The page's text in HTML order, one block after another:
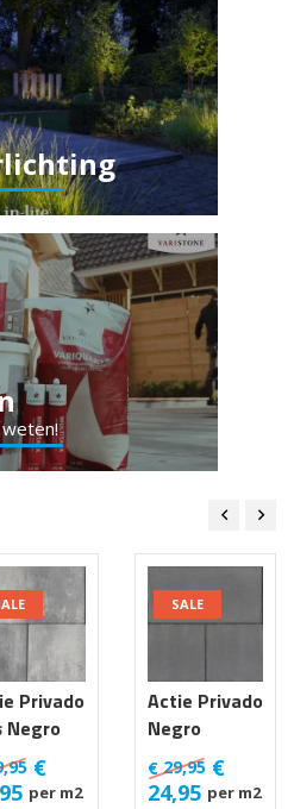
Privado
Negro
cm
€
per m2
Actie Privado
Negro
30x60x6 cm
€29,95 €
24,95 per m2
SALE